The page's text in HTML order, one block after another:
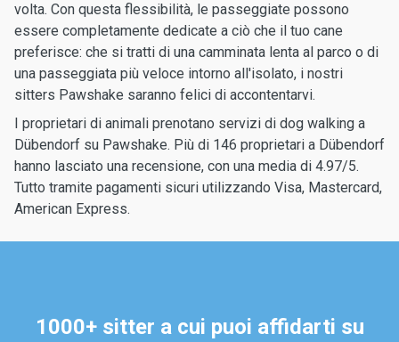
volta. Con questa flessibilità, le passeggiate possono
essere completamente dedicate a ciò che il tuo cane
preferisce: che si tratti di una camminata lenta al parco o di
una passeggiata più veloce intorno all'isolato, i nostri
sitters Pawshake saranno felici di accontentarvi.
I proprietari di animali prenotano servizi di dog walking a
Dübendorf su Pawshake. Più di 146 proprietari a Dübendorf
hanno lasciato una recensione, con una media di 4.97/5.
Tutto tramite pagamenti sicuri utilizzando Visa, Mastercard,
American Express.
1000+ sitter a cui puoi affidarti su